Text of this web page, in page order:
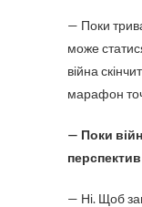
— Поки
може
війна
марафон
— Поки
— Ні. Щоб